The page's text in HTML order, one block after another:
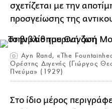
σχετίζεται με την
προσγείωσης της
Ayn Rand, «The
Ορέστης Διγενής (Γιώργος
Πνεύμα» (1929)
Στο ίδιο μέρος